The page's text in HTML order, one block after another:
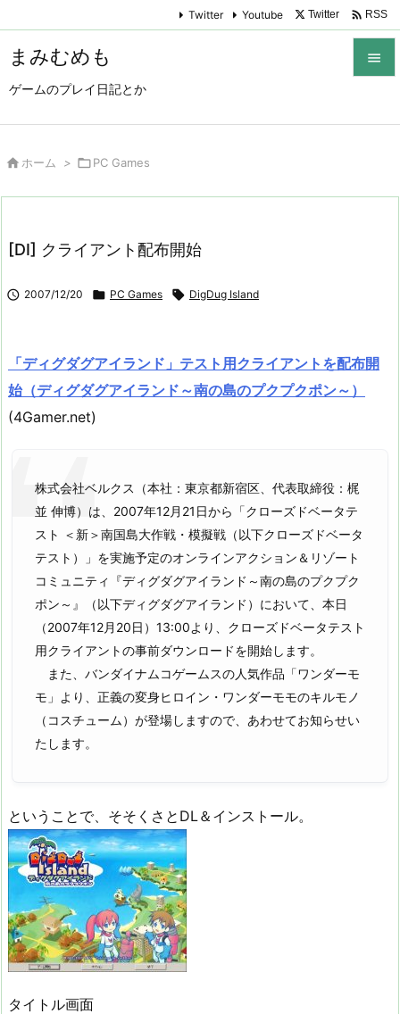
まみむめも
ゲームのプレイ日記とか

Twitter Youtube Twitter  RSS
 ホーム > PC Games
[DI] クライアント配布開始
 2007/12/20  PC Games  DigDug Island
「ディグダグアイランド」テスト用クライアントを配布開
始（ディグダグアイランド～南の島のプクプクポン～）
(4Gamer.net)
株式会社ベルクス（本社：東京都新宿区、代表取締役：梶
並 伸博）は、2007年12月21日から「クローズドベータテ
スト ＜新＞南国島大作戦・模擬戦（以下クローズドベータ
テスト）」を実施予定のオンラインアクション＆リゾート
コミュニティ『ディグダグアイランド～南の島のプクプク
ポン～』（以下ディグダグアイランド）において、本日
（2007年12月20日）13:00より、クローズドベータテスト
用クライアントの事前ダウンロードを開始します。
また、バンダイナムコゲームスの人気作品「ワンダーモ
モ」より、正義の変身ヒロイン・ワンダーモモのキルモノ
（コスチューム）が登場しますので、あわせてお知らせい
たします。
ということで、そそくさとDL＆インストール。
タイトル画面